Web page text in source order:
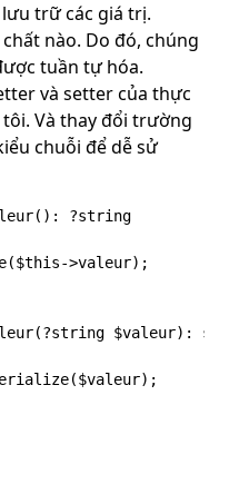
trữ các giá trị.
nào. Do đó, chúng
tuần tự hóa.
và setter của thực
Và thay đổi trường
chuỗi để dễ sử
?string
>valeur);
$valeur): self